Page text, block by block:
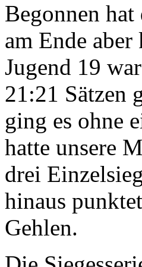
Begonnen
am Ende
Jugend 19
21:21 Sätzen
ging es ohne
hatte unsere
drei
hinaus
Gehlen.